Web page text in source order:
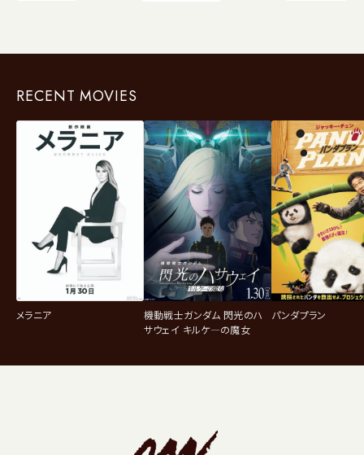
RECENT MOVIES
メラニア
機動戦士ガンダム 閃光のハ
サウェイ キルケ―の魔女
パンダプラン